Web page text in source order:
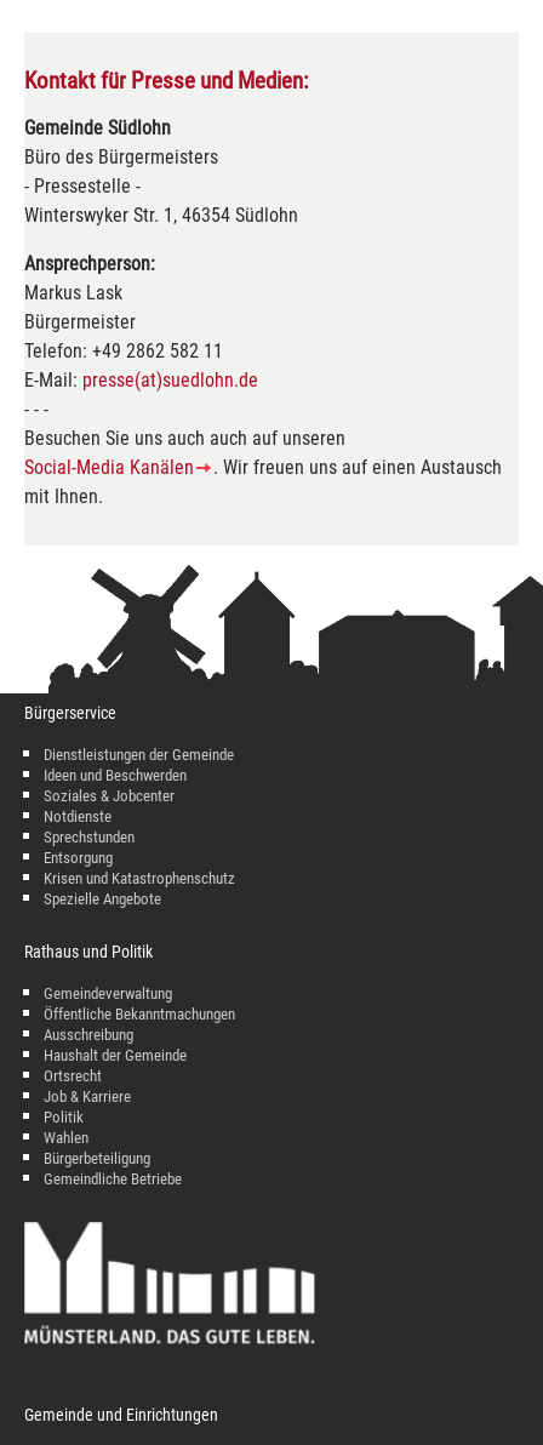
Kontakt für Presse und Medien:
Gemeinde Südlohn
Büro des Bürgermeisters
- Pressestelle -
Winterswyker Str. 1, 46354 Südlohn
Ansprechperson:
Markus Lask
Bürgermeister
Telefon: +49 2862 582 11
E-Mail: presse(at)suedlohn.de
- - -
Besuchen Sie uns auch auch auf unseren
Social-Media Kanälen
. Wir freuen uns auf einen Austausch
mit Ihnen.
Bürgerservice
Dienstleistungen der Gemeinde
Ideen und Beschwerden
Soziales & Jobcenter
Notdienste
Sprechstunden
Entsorgung
Krisen und Katastrophenschutz
Spezielle Angebote
Rathaus und Politik
Gemeindeverwaltung
Öffentliche Bekanntmachungen
Ausschreibung
Haushalt der Gemeinde
Ortsrecht
Job & Karriere
Politik
Wahlen
Bürgerbeteiligung
Gemeindliche Betriebe
Gemeinde und Einrichtungen